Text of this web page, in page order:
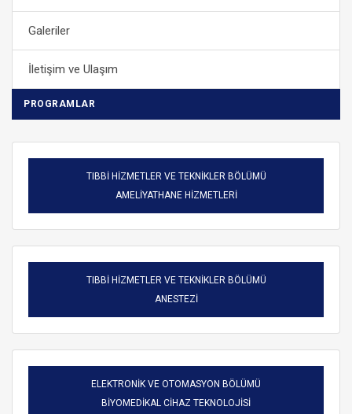
Galeriler
İletişim ve Ulaşım
PROGRAMLAR
TIBBİ HİZMETLER VE TEKNİKLER BÖLÜMÜ
AMELİYATHANE HİZMETLERİ
TIBBİ HİZMETLER VE TEKNİKLER BÖLÜMÜ
ANESTEZİ
ELEKTRONİK VE OTOMASYON BÖLÜMÜ
BİYOMEDİKAL CİHAZ TEKNOLOJİSİ